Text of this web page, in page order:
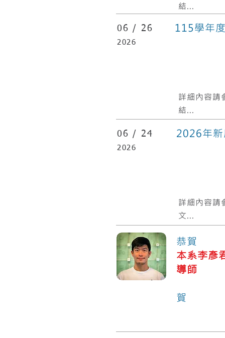
結...
06 / 26
2026
115學年
詳細內容請
結...
06 / 24
2026
2026年
詳細內容請
文...
恭賀
本系李彥
導師
賀